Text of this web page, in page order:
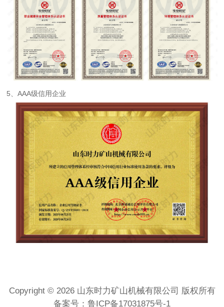
5、AAA级信用企业
Copyright © 2026 山东时力矿山机械有限公司 版权所有
备案号： 鲁ICP备17031875号-1